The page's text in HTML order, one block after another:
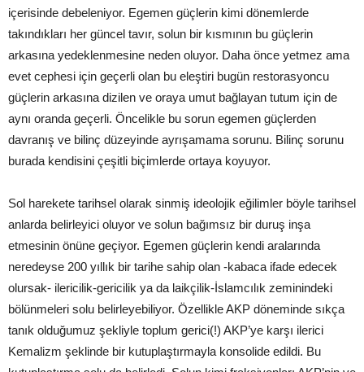
içerisinde debeleniyor. Egemen güçlerin kimi dönemlerde
takındıkları her güncel tavır, solun bir kısmının bu güçlerin
arkasına yedeklenmesine neden oluyor. Daha önce yetmez ama
evet cephesi için geçerli olan bu eleştiri bugün restorasyoncu
güçlerin arkasına dizilen ve oraya umut bağlayan tutum için de
aynı oranda geçerli. Öncelikle bu sorun egemen güçlerden
davranış ve bilinç düzeyinde ayrışamama sorunu. Bilinç sorunu
burada kendisini çeşitli biçimlerde ortaya koyuyor.
Sol harekete tarihsel olarak sinmiş ideolojik eğilimler böyle tarihsel
anlarda belirleyici oluyor ve solun bağımsız bir duruş inşa
etmesinin önüne geçiyor. Egemen güçlerin kendi aralarında
neredeyse 200 yıllık bir tarihe sahip olan -kabaca ifade edecek
olursak- ilericilik-gericilik ya da laikçilik-İslamcılık zeminindeki
bölünmeleri solu belirleyebiliyor. Özellikle AKP döneminde sıkça
tanık olduğumuz şekliyle toplum gerici(!) AKP’ye karşı ilerici
Kemalizm şeklinde bir kutuplaştırmayla konsolide edildi. Bu